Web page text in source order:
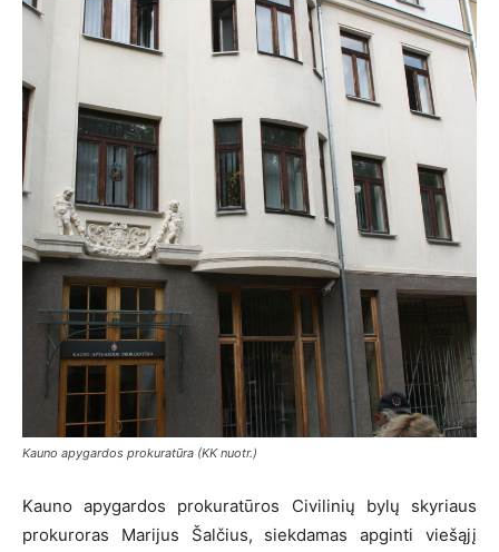
Kauno apygardos prokuratūra (KK nuotr.)
Kauno apygardos prokuratūros Civilinių bylų skyriaus
prokuroras Marijus Šalčius, siekdamas apginti viešąjį